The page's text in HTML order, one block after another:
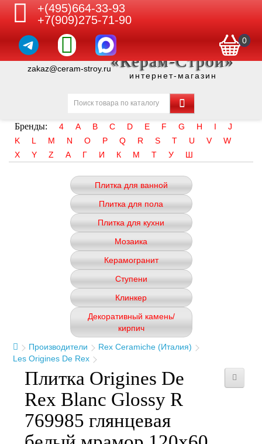
+(495)664-33-93
+7(909)275-71-90
0
zakaz@ceram-stroy.ru«Керам-Строй»
интернет-магазин
Бренды: 4 A B C D E F G H I
J
K
L M N O P Q R S T U V
W
X
Y Z А Г И К М Т У Ш
Плитка для ванной
Плитка для пола
Плитка для кухни
Мозаика
Керамогранит
Ступени
Клинкер
Декоративный камень/
кирпич
Производители
Rex Ceramiche (Италия)
Les Origines De Rex
Плитка Origines De
Rex Blanc Glossy R
769985 глянцевая